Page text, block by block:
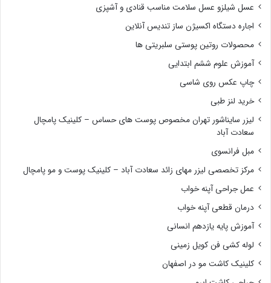
عسل شیلزو عسل سلامت مناسب قنادی و آشپزی
اجاره دستگاه اکسیژن ساز تندیس آنلاین
محصولات روتین پوستی سلبریتی ها
آموزش علوم ششم ابتدایی
چاپ عکس روی شاسی
خرید لنز طبی
لیزر سایناشور تهران مخصوص پوست های حساس – کلینیک پامچال
سعادت آباد
مبل فرانسوی
مرکز تخصصی لیزر مهای زائد سعادت آباد – کلینیک پوست و مو پامچال
عمل جراحی آپنه خواب
درمان قطعی آپنه خواب
آموزش پایه یازدهم انسانی
لوله کشی فن کویل زمینی
کلینیک کاشت مو در اصفهان